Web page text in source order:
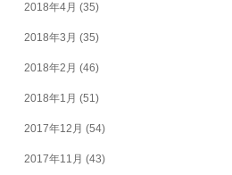
2018年4月 (35)
2018年3月 (35)
2018年2月 (46)
2018年1月 (51)
2017年12月 (54)
2017年11月 (43)